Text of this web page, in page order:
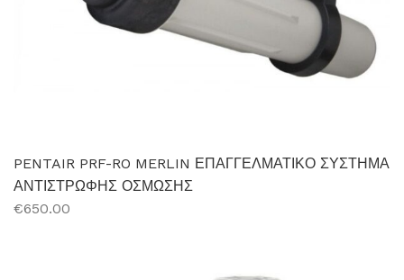
PENTAIR PRF-RO MERLIN ΕΠΑΓΓΕΛΜΑΤΙΚΟ ΣΥΣΤΗΜΑ
ΑΝΤΙΣΤΡΩΦΗΣ ΟΣΜΩΣΗΣ
€650.00